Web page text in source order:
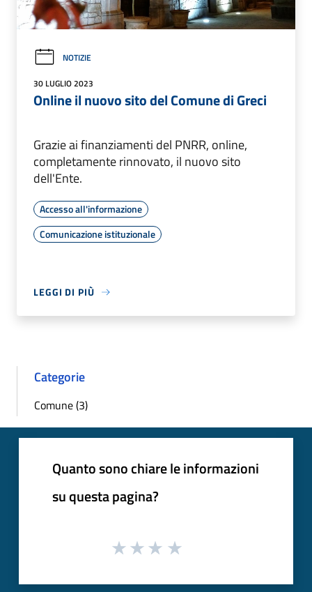
NOTIZIE
30 LUGLIO 2023
Online il nuovo sito del Comune di Greci
Grazie ai finanziamenti del PNRR, online,
completamente rinnovato, il nuovo sito
dell'Ente.
Accesso all'informazione
Comunicazione istituzionale
LEGGI DI PIÙ
Categorie
Comune (3)
Quanto sono chiare le informazioni
su questa pagina?